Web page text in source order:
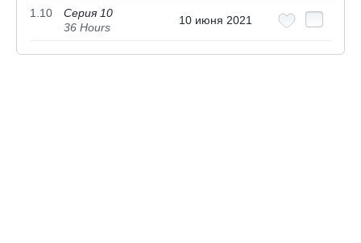
1.10
Серия 10
36 Hours
10 июня 2021